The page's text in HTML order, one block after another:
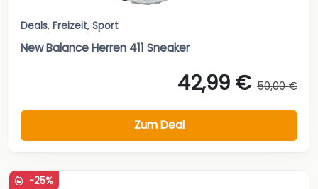
Deals, Freizeit, Sport
New Balance Herren 411 Sneaker
42,99 € 50,00 €
Zum Deal
-25%